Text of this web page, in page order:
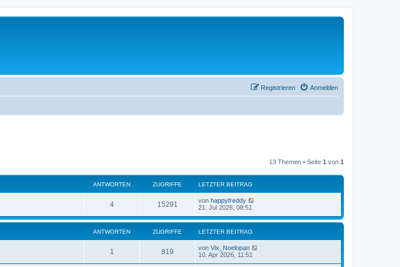
Anmelden
Registrieren
13 Themen • Seite 1 von 1
ANTWORTEN ZUGRIFFE LETZTER BEITRAG
4 15291 von happyfreddy
21. Jul 2026, 08:51
ANTWORTEN ZUGRIFFE LETZTER BEITRAG
1 819 von Vix_Noelopan
10. Apr 2026, 11:51